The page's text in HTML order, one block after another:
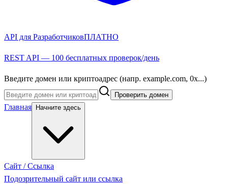
API для РазработчиковПЛАТНО
REST API — 100 бесплатных проверок/день
Введите домен или криптоадрес (напр. example.com, 0x...)
Проверить домен
Главная Начните здесь
Сайт / Ссылка
Подозрительный сайт или ссылка